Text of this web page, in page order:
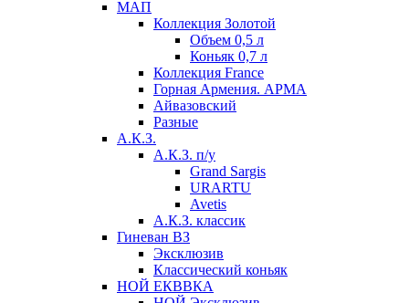
МАП
Коллекция Золотой
Объем 0,5 л
Коньяк 0,7 л
Коллекция France
Горная Армения. АРМА
Айвазовский
Разные
А.К.З.
А.К.З. п/у
Grand Sargis
URARTU
Avetis
А.К.З. классик
Гиневан ВЗ
Эксклюзив
Классический коньяк
НОЙ ЕКВВКА